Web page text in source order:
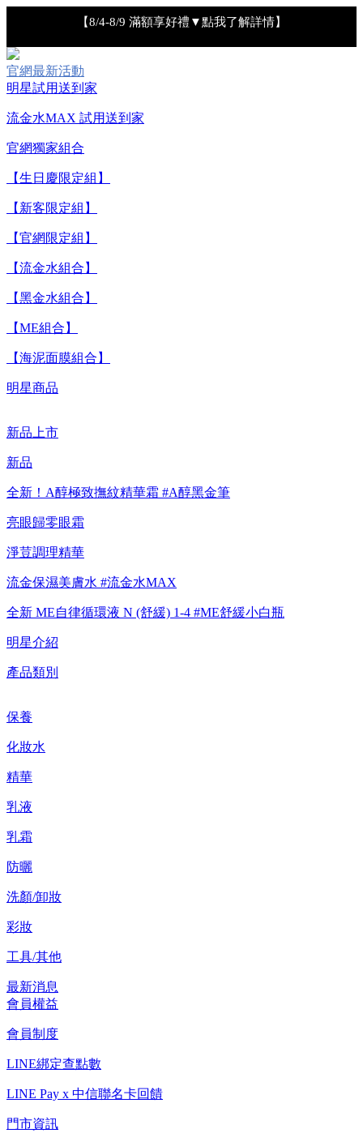
【8/4-8/9 滿額享好禮▼點我了解詳情】
【綁定中信LINE Pay卡享最高6%回饋▼點我了解詳情
【重要公告】IPSA 無法驗證非官方通路銷售之品牌商品的真實
性，也無法協助此類商品的售後服務
【8/4-8/9 單筆消費滿$3,000現折$300】
【重要公告】IPSA 無法驗證非官方通路銷售之品牌商品的真實
官網最新活動
明星試用送到家
流金水MAX 試用送到家
官網獨家組合
【生日慶限定組】
【新客限定組】
【官網限定組】
【流金水組合】
【黑金水組合】
【ME組合】
【海泥面膜組合】
明星商品
新品上市
新品
全新！A醇極致撫紋精華霜 #A醇黑金筆
亮眼歸零眼霜
淨荳調理精華
流金保濕美膚水 #流金水MAX
全新 ME自律循環液 N (舒緩) 1-4 #ME舒緩小白瓶
明星介紹
產品類別
保養
化妝水
精華
乳液
乳霜
防曬
洗顏/卸妝
彩妝
工具/其他
最新消息
會員權益
會員制度
LINE綁定查點數
LINE Pay x 中信聯名卡回饋
門市資訊